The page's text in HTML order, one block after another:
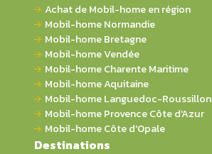
Achat de Mobil-home en région
Mobil-home Normandie
Mobil-home Bretagne
Mobil-home Vendée
Mobil-home Charente Maritime
Mobil-home Aquitaine
Mobil-home Languedoc-Roussillon
Mobil-home Provence Côte d'Azur
Mobil-home Côte d'Opale
Destinations